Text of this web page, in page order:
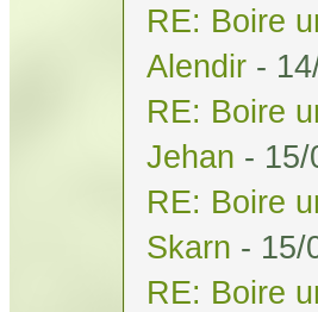
RE: Boire
Alendir -
RE: Boire
Jehan - 15/
RE: Boire
Skarn - 15/
RE: Boire